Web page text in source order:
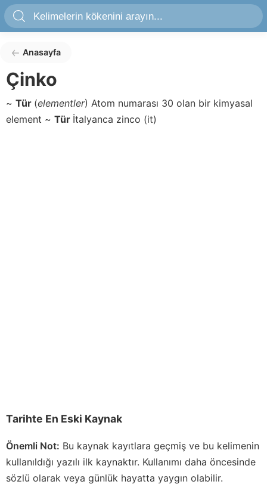
Anasayfa
Çinko
~ Tür (elementler) Atom numarası 30 olan bir kimyasal
element ~ Tür İtalyanca zinco (it)
Tarihte En Eski Kaynak
Önemli Not: Bu kaynak kayıtlara geçmiş ve bu kelimenin
kullanıldığı yazılı ilk kaynaktır. Kullanımı daha öncesinde
sözlü olarak veya günlük hayatta yaygın olabilir.